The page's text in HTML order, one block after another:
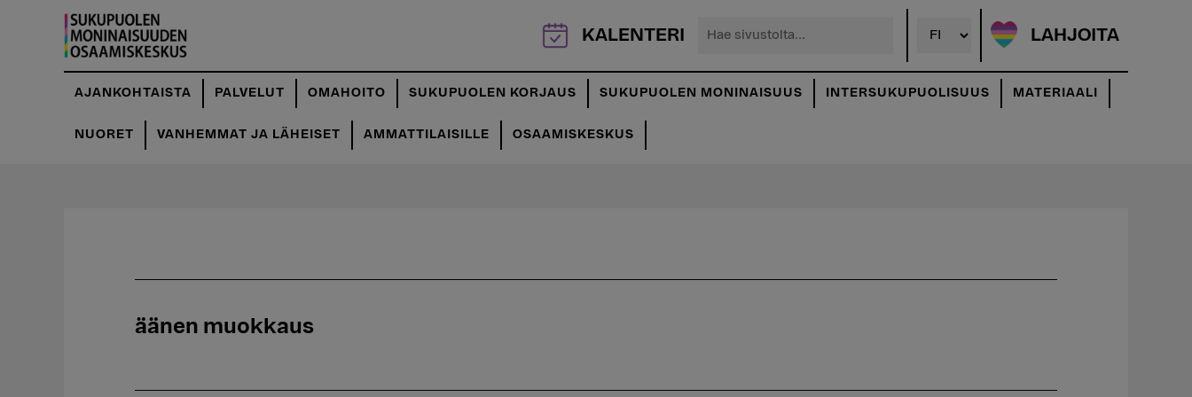
pääsisältöön
LAHJOITA
Hae
KALENTERI
AJANKOHTAISTA PALVELUT OMAHOITO SUKUPUOLEN KORJAUS SUKUPUOLEN MONINAISUUS INTERSUKUPUOLISUUS MATERIAALI
NUORET VANHEMMAT JA LÄHEISET AMMATTILAISILLE OSAAMISKESKUS
äänen muokkaus